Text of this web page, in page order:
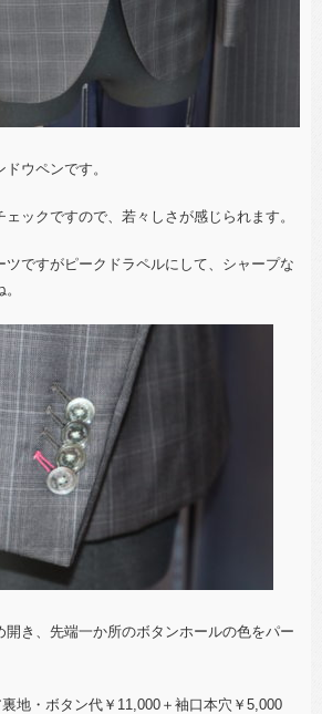
ウペンです。
ックですので、若々しさが感じられます。
ツですがピークドラペルにして、シャープな
開き、先端一か所のボタンホールの色をパー
地・ボタン代￥11,000＋袖口本穴￥5,000